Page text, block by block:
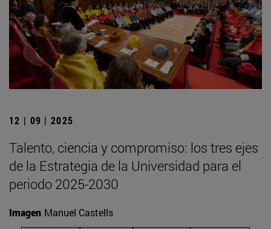
12 | 09 | 2025
Talento, ciencia y compromiso: los tres ejes
de la Estrategia de la Universidad para el
periodo 2025-2030
Imagen Manuel Castells